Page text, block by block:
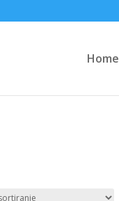
Home